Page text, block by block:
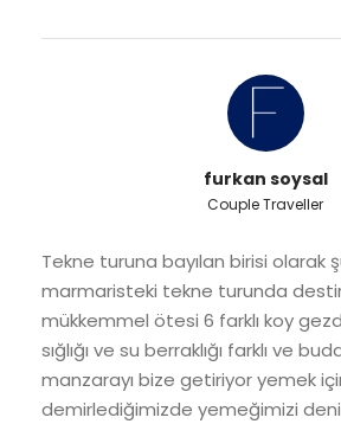
furkan soysal
Couple Traveller
Tekne turuna bayılan birisi olarak
marmaristeki tekne turunda
mükkemmel ötesi 6 farklı koy
sığlığı ve su berraklığı farklı ve
manzarayı bize getiriyor yemek
demirlediğimizde yemeğimizi